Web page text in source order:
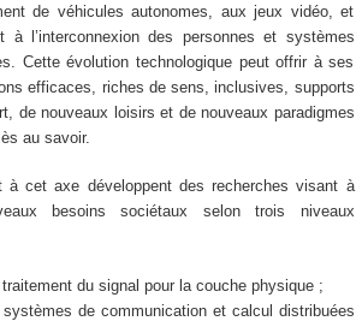
de véhicules autonomes, aux jeux vidéo, et
à l’interconnexion des personnes et systèmes
Cette évolution technologique peut offrir à ses
efficaces, riches de sens, inclusives, supports
de nouveaux loisirs et de nouveaux paradigmes
au savoir.
à cet axe développent des recherches visant à
besoins sociétaux selon trois niveaux
du signal pour la couche physique ;
de communication et calcul distribuées